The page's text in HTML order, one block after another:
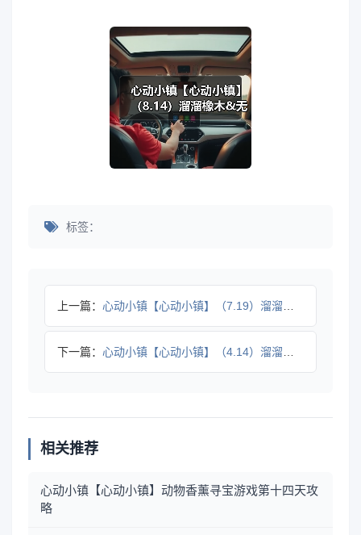
标签：
上一篇： 心动小镇【心动小镇】（7.19）溜溜橡木&无暇萤石
下一篇： 心动小镇【心动小镇】（4.14）溜溜橡木&无暇萤石
相关推荐
心动小镇【心动小镇】动物香薰寻宝游戏第十四天攻
略